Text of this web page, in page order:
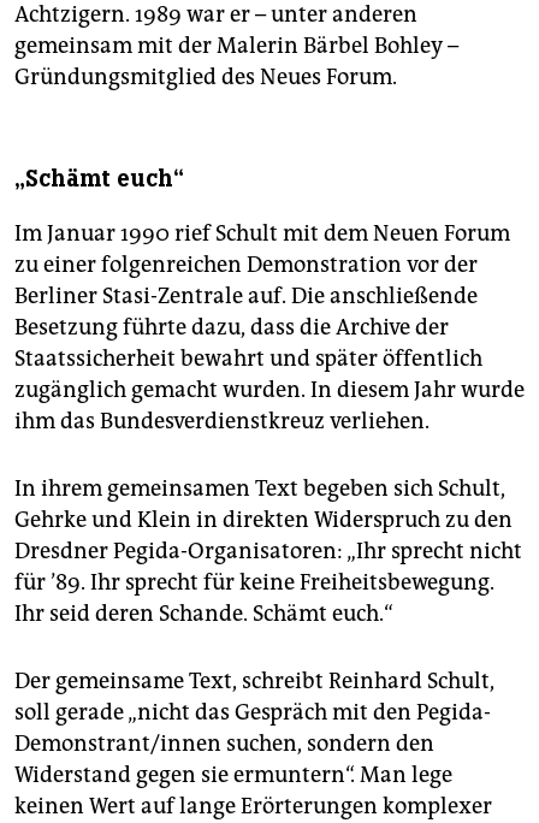
Achtzigern. 1989 war er – unter anderen
gemeinsam mit der Malerin Bärbel Bohley –
Gründungsmitglied des Neues Forum.
„Schämt euch“
Im Januar 1990 rief Schult mit dem Neuen Forum
zu einer folgenreichen Demonstration vor der
Berliner Stasi-Zentrale auf. Die anschließende
Besetzung führte dazu, dass die Archive der
Staatssicherheit bewahrt und später öffentlich
zugänglich gemacht wurden. In diesem Jahr wurde
ihm das Bundesverdienstkreuz verliehen.
In ihrem gemeinsamen Text begeben sich Schult,
Gehrke und Klein in direkten Widerspruch zu den
Dresdner Pegida-Organisatoren: „Ihr sprecht nicht
für ’89. Ihr sprecht für keine Freiheitsbewegung.
Ihr seid deren Schande. Schämt euch.“
Der gemeinsame Text, schreibt Reinhard Schult,
soll gerade „nicht das Gespräch mit den Pegida-
Demonstrant/innen suchen, sondern den
Widerstand gegen sie ermuntern“. Man lege
keinen Wert auf lange Erörterungen komplexer